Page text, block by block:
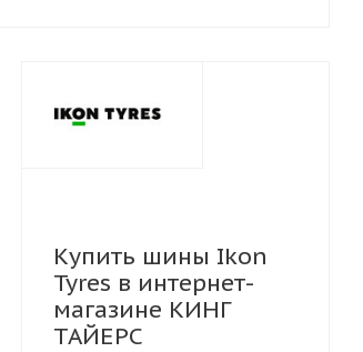
Купить шины Ikon
Tyres в интернет-
магазине КИНГ
ТАЙЕРС